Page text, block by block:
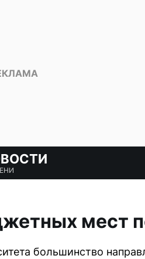
мест
большинство